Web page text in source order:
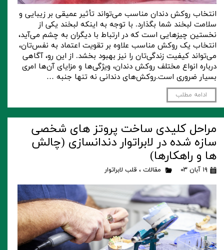
انتخاب روکش دندان مناسب می‌تواند تأثیر عمیقی بر زیبایی و
سلامت لبخند شما بگذارد. با توجه به اینکه لبخند یکی از
نخستین چیزهایی است که در ارتباط با دیگران به چشم می‌آید،
انتخاب یک روکش مناسب علاوه بر تقویت اعتماد به نفس‌تان،
می‌تواند کیفیت زندگی‌تان را نیز بهبود بخشد. از این رو، آگاهی
درباره انواع مختلف روکش دندان، ویژگی‌ها و مزایای آن‌ها امری
بسیار ضروری است.روکش‌های دندانی نه تنها جنبه …
ادامه مطلب
مراحل کلیدی ساخت پروتز های شخصی
سازه شده در لابراتوار دندانسازی (چالش
ها و راهکارها)
۱۹ آبان ۰۳ مقالات ، قلب لابراتوار